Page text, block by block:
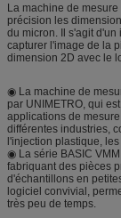
La machine de
précision les
du micron. Il s'agit
capturer l'image de la
dimension 2D avec le
◉ La machine de
par UNIMETRO, qui
applications de
différentes industries,
l'injection plastique,
◉ La série BASIC
fabriquant des pièces
d'échantillons en
logiciel convivial,
très peu de temps.